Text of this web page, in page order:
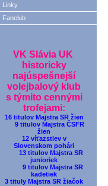
Linky
Fanclub
VK Slávia UK
historicky
najúspešnejší
volejbalový klub
s týmito cennými
trofejami:
16 titulov Majstra SR žien
9 titulov Majstra ČSFR
žien
12 víťazstiev v
Slovenskom pohári
13 titulov Majstra SR
junioriek
9 titulov Majstra SR
kadetiek
3 tituly Majstra SR žiačok